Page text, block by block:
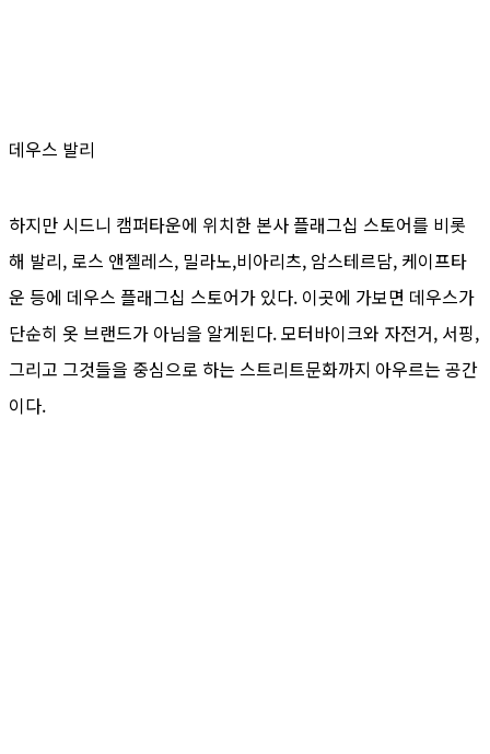
데우스 발리
하지만 시드니 캠퍼타운에 위치한 본사 플래그십 스토어를 비롯
해 발리, 로스 앤젤레스, 밀라노,비아리츠, 암스테르담, 케이프타
운 등에 데우스 플래그십 스토어가 있다. 이곳에 가보면 데우스가
단순히 옷 브랜드가 아님을 알게된다. 모터바이크와 자전거, 서핑,
그리고 그것들을 중심으로 하는 스트리트문화까지 아우르는 공간
이다.